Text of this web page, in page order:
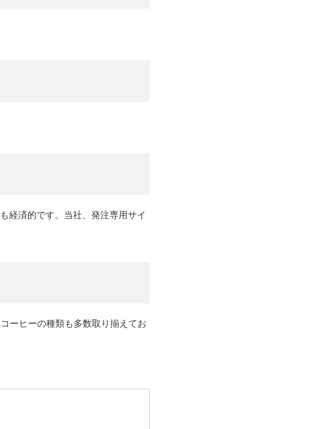
経済的です。当社、発注専用サイ
ーヒーの種類も多数取り揃えてお